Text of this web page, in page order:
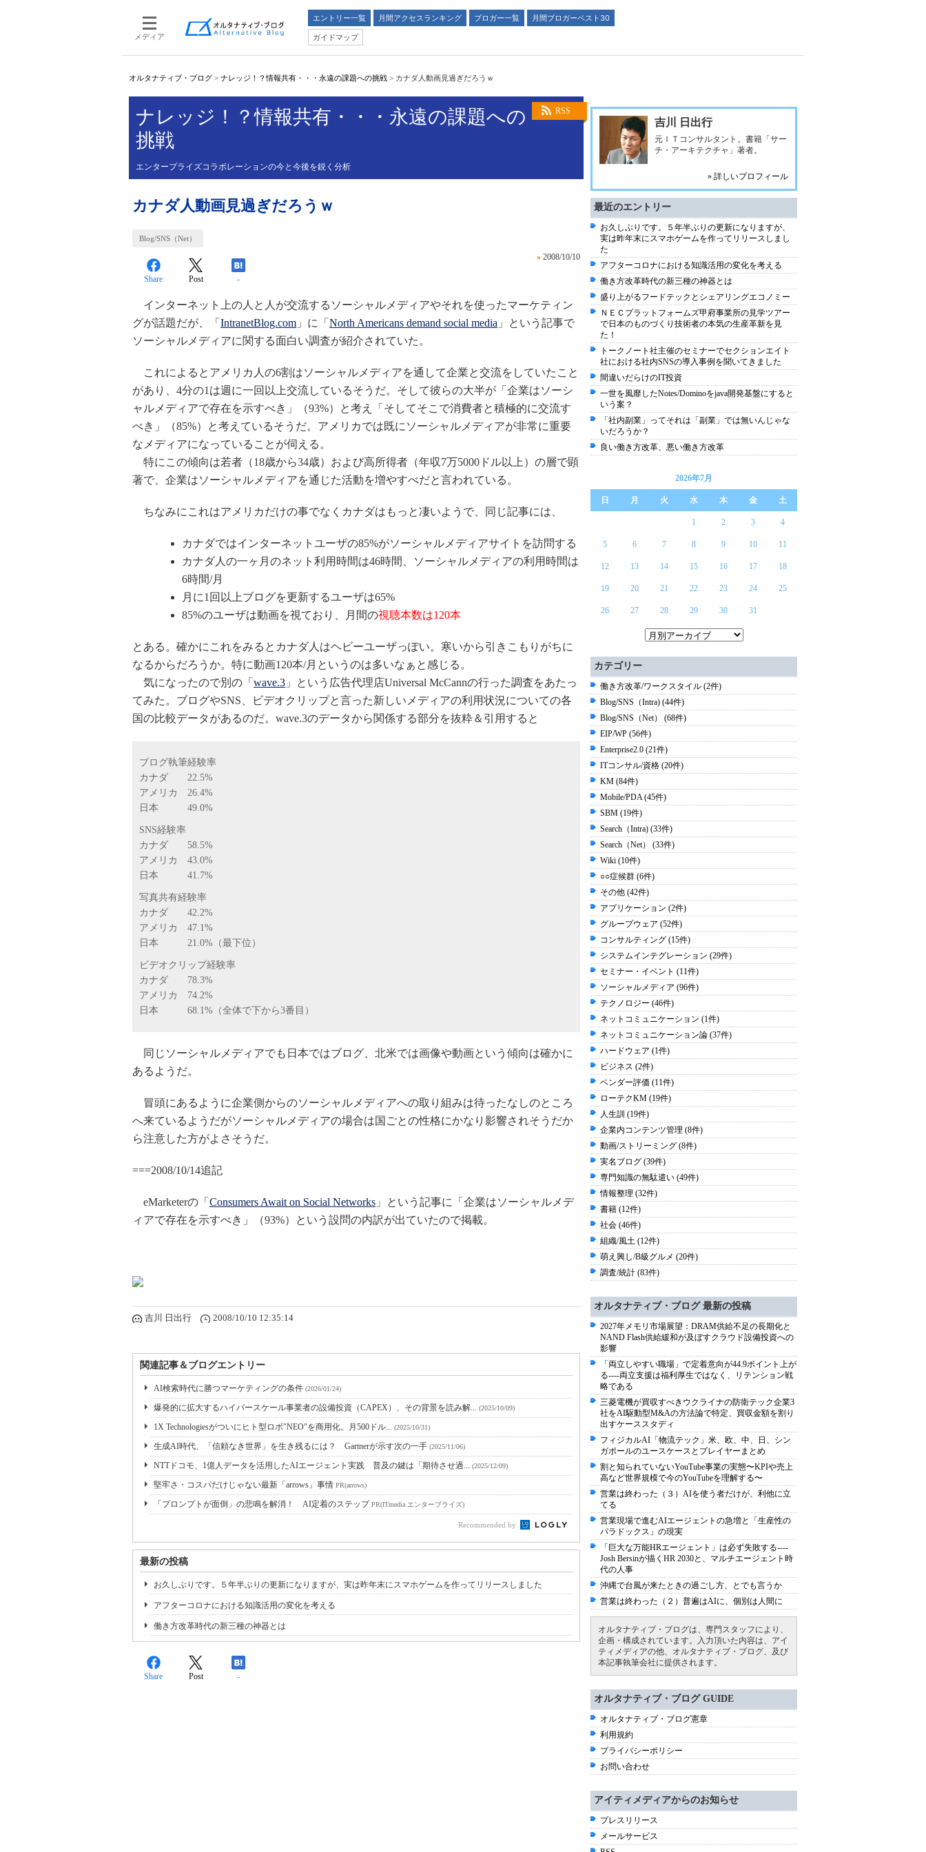
メディア
エントリー一覧 月間アクセスランキング ブロガー一覧
月間ブロガーベスト30
ガイドマップ
オルタナティブ・ブログ > ナレッジ！？情報共有・・・永遠の課題への挑戦 > カナダ人動画見過ぎだろうｗ
RSS
ナレッジ！？情報共有・・・永遠の課題への
挑戦
エンタープライズコラボレーションの今と今後を鋭く分析
カナダ人動画見過ぎだろうｗ
Blog/SNS（Net）
» 2008/10/10
Share Post -
インターネット上の人と人が交流するソーシャルメディアやそれを使ったマーケティン
グが話題だが、「 IntranetBlog.com 」に「 North Americans demand social media 」という記事で
ソーシャルメディアに関する面白い調査が紹介されていた。
これによるとアメリカ人の6割はソーシャルメディアを通して企業と交流をしていたこと
があり、4分の1は週に一回以上交流しているそうだ。そして彼らの大半が「企業はソーシ
ャルメディアで存在を示すべき」（93%）と考え「そしてそこで消費者と積極的に交流す
べき」（85%）と考えているそうだ。アメリカでは既にソーシャルメディアが非常に重要
なメディアになっていることが伺える。
特にこの傾向は若者（18歳から34歳）および高所得者（年収7万5000ドル以上）の層で顕
著で、企業はソーシャルメディアを通じた活動を増やすべだと言われている。
ちなみにこれはアメリカだけの事でなくカナダはもっと凄いようで、同じ記事には、
カナダではインターネットユーザの85%がソーシャルメディアサイトを訪問する
カナダ人の一ヶ月のネット利用時間は46時間、ソーシャルメディアの利用時間は
6時間/月
月に1回以上ブログを更新するユーザは65%
85%のユーザは動画を視ており、月間の視聴本数は120本
とある。確かにこれをみるとカナダ人はヘビーユーザっぽい。寒いから引きこもりがちに
なるからだろうか。特に動画120本/月というのは多いなぁと感じる。
気になったので別の「 wave.3 」という広告代理店Universal McCannの行った調査をあたっ
てみた。ブログやSNS、ビデオクリップと言った新しいメディアの利用状況についての各
国の比較データがあるのだ。wave.3のデータから関係する部分を抜粋＆引用すると
ブログ執筆経験率
カナダ 22.5%
アメリカ 26.4%
日本 49.0%
SNS経験率
カナダ 58.5%
アメリカ 43.0%
日本 41.7%
写真共有経験率
カナダ 42.2%
アメリカ 47.1%
日本 21.0%（最下位）
ビデオクリップ経験率
カナダ 78.3%
アメリカ 74.2%
日本 68.1%（全体で下から3番目）
同じソーシャルメディアでも日本ではブログ、北米では画像や動画という傾向は確かに
あるようだ。
冒頭にあるように企業側からのソーシャルメディアへの取り組みは待ったなしのところ
へ来ているようだがソーシャルメディアの場合は国ごとの性格にかなり影響されそうだか
ら注意した方がよさそうだ。
===2008/10/14追記
eMarketerの「 Consumers Await on Social Networks 」という記事に「企業はソーシャルメデ
ィアで存在を示すべき」（93%）という設問の内訳が出ていたので掲載。
吉川 日出行 2008/10/10 12:35:14
関連記事＆ブログエントリー
AI検索時代に勝つマーケティングの条件 (2026/01/24)
爆発的に拡大するハイパースケール事業者の設備投資（CAPEX）、その背景を読み解... (2025/10/09)
1X Technologiesがついにヒト型ロボ"NEO"を商用化。月500ドル... (2025/10/31)
生成AI時代、「信頼なき世界」を生き残るには？ Gartnerが示す次の一手 (2025/11/06)
NTTドコモ、1億人データを活用したAIエージェント実践 普及の鍵は「期待させ過... (2025/12/09)
堅牢さ・コスパだけじゃない最新「arrows」事情 PR(arrows)
「プロンプトが面倒」の悲鳴を解消！ AI定着のステップPR(ITmedia エンタープライズ)
Recommended by
最新の投稿
お久しぶりです。５年半ぶりの更新になりますが、実は昨年末にスマホゲームを作ってリリースしました
アフターコロナにおける知識活用の変化を考える
働き方改革時代の新三種の神器とは
Share Post -
吉川 日出行
元ＩＴコンサルタント。書籍「サー
チ・アーキテクチャ」著者。
» 詳しいプロフィール
最近のエントリー
お久しぶりです。５年半ぶりの更新になりますが、
実は昨年末にスマホゲームを作ってリリースしまし
た
アフターコロナにおける知識活用の変化を考える
働き方改革時代の新三種の神器とは
盛り上がるフードテックとシェアリングエコノミー
ＮＥＣプラットフォームズ甲府事業所の見学ツアー
で日本のものづくり技術者の本気の生産革新を見
た！
トークノート社主催のセミナーでセクションエイト
社における社内SNSの導入事例を聞いてきました
間違いだらけのIT投資
一世を風靡したNotes/Dominoをjava開発基盤にすると
いう案？
「社内副業」ってそれは「副業」では無いんじゃな
いだろうか？
良い働き方改革、悪い働き方改革
2026年7月
日 月 火 水 木 金 土
1 2 3 4
5 6 7 8 9 10 11
12 13 14 15 16 17 18
19 20 21 22 23 24 25
26 27 28 29 30 31
カテゴリー
働き方改革/ワークスタイル (2件)
Blog/SNS（Intra) (44件)
Blog/SNS（Net） (68件)
EIP/WP (56件)
Enterprise2.0 (21件)
ITコンサル/資格 (20件)
KM (84件)
Mobile/PDA (45件)
SBM (19件)
Search（Intra) (33件)
Search（Net） (33件)
Wiki (10件)
○○症候群 (6件)
その他 (42件)
アプリケーション (2件)
グループウェア (52件)
コンサルティング (15件)
システムインテグレーション (29件)
セミナー・イベント (11件)
ソーシャルメディア (96件)
テクノロジー (46件)
ネットコミュニケーション (1件)
ネットコミュニケーション論 (37件)
ハードウェア (1件)
ビジネス (2件)
ベンダー評価 (11件)
ローテクKM (19件)
人生訓 (19件)
企業内コンテンツ管理 (8件)
動画/ストリーミング (8件)
実名ブログ (39件)
専門知識の無駄遣い (49件)
情報整理 (32件)
書籍 (12件)
社会 (46件)
組織/風土 (12件)
萌え興し/B級グルメ (20件)
調査/統計 (83件)
オルタナティブ・ブログ 最新の投稿
2027年メモリ市場展望：DRAM供給不足の長期化と
NAND Flash供給緩和が及ぼすクラウド設備投資への
影響
「両立しやすい職場」で定着意向が44.9ポイント上が
る----両立支援は福利厚生ではなく、リテンション戦
略である
三菱電機が買収すべきウクライナの防衛テック企業3
社をAI駆動型M&Aの方法論で特定、買収金額を割り
出すケーススタディ
フィジカルAI「物流テック」米、欧、中、日、シン
ガポールのユースケースとプレイヤーまとめ
割と知られていないYouTube事業の実態〜KPIや売上
高など世界規模で今のYouTubeを理解する〜
営業は終わった（３）AIを使う者だけが、利他に立
てる
営業現場で進むAIエージェントの急増と「生産性の
パラドックス」の現実
「巨大な万能HRエージェント」は必ず失敗する----
Josh Bersinが描くHR 2030と、マルチエージェント時
代の人事
沖縄で台風が来たときの過ごし方、とでも言うか
営業は終わった（２）普遍はAIに、個別は人間に
オルタナティブ・ブログは、専門スタッフにより、
企画・構成されています。入力頂いた内容は、アイ
ティメディアの他、オルタナティブ・ブログ、及び
本記事執筆会社に提供されます。
オルタナティブ・ブログ GUIDE
オルタナティブ・ブログ憲章
利用規約
プライバシーポリシー
お問い合わせ
アイティメディアからのお知らせ
プレスリリース
メールサービス